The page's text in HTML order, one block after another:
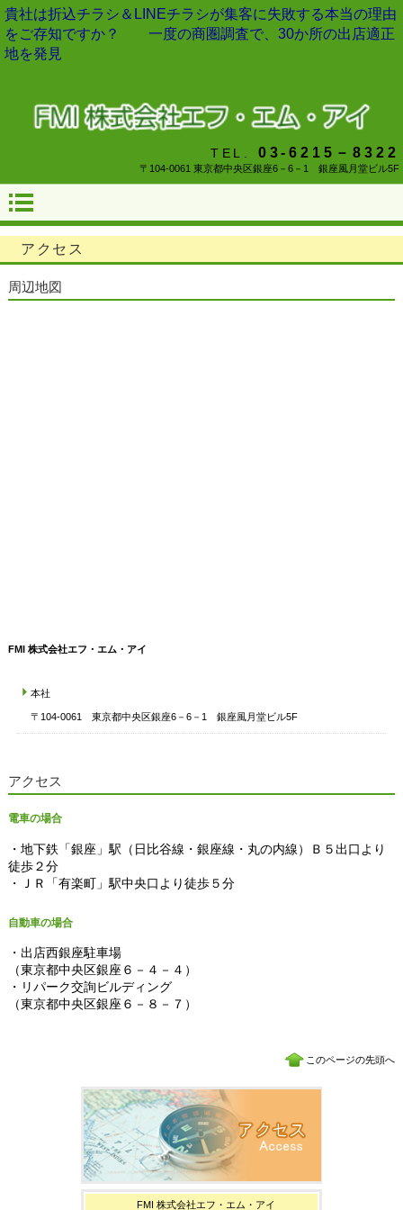
貴社は折込チラシ＆LINEチラシが集客に失敗する本当の理由
をご存知ですか？ 一度の商圏調査で、30か所の出店適正
地を発見
TEL. 03-6215－8322
〒104-0061 東京都中央区銀座6－6－1 銀座風月堂ビル5F
アクセス
周辺地図
FMI 株式会社エフ・エム・アイ
本社
〒104-0061 東京都中央区銀座6－6－1 銀座風月堂ビル5F
アクセス
電車の場合
・地下鉄「銀座」駅（日比谷線・銀座線・丸の内線）Ｂ５出口より
徒歩２分
・ＪＲ「有楽町」駅中央口より徒歩５分
自動車の場合
・出店西銀座駐車場
（東京都中央区銀座６－４－４）
・リパーク交詢ビルディング
（東京都中央区銀座６－８－７）
このページの先頭へ
FMI 株式会社エフ・エム・アイ